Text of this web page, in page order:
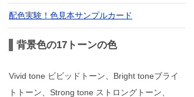
配色実験！色見本サンプルカード
背景色の17トーンの色
Vivid tone ビビッドトーン、Bright toneブライ
トトーン、Strong tone ストロングトーン、